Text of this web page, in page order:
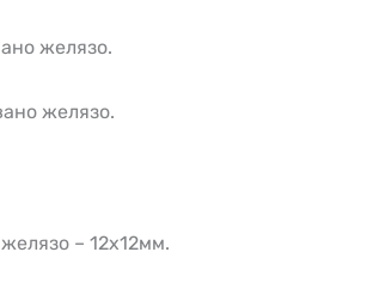
желязо.
желязо.
– 12х12мм.